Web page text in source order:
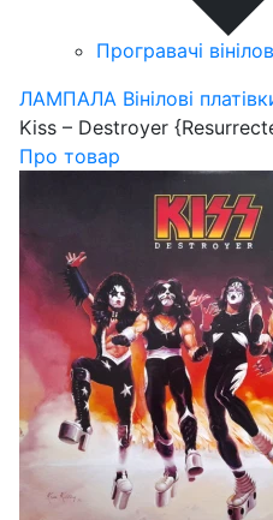
Програвачі
ЛАМПАЛА Вінілові
Kiss – Destroyer
Про товар